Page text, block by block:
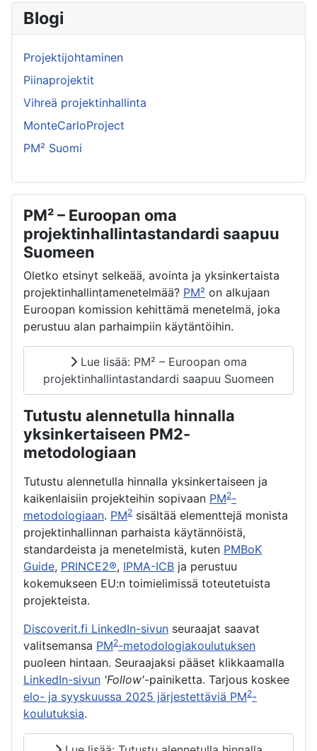
Blogi
Projektijohtaminen
Piinaprojektit
Vihreä projektinhallinta
MonteCarloProject
PM² Suomi
PM² – Euroopan oma
projektinhallintastandardi saapuu
Suomeen
Oletko etsinyt selkeää, avointa ja yksinkertaista
projektinhallintamenetelmää? PM² on alkujaan
Euroopan komission kehittämä menetelmä, joka
perustuu alan parhaimpiin käytäntöihin.
Lue lisää: PM² – Euroopan oma
projektinhallintastandardi saapuu Suomeen
Tutustu alennetulla hinnalla
yksinkertaiseen PM2-
metodologiaan
Tutustu alennetulla hinnalla yksinkertaiseen ja
kaikenlaisiin projekteihin sopivaan PM2-
metodologiaan. PM2 sisältää elementtejä monista
projektinhallinnan parhaista käytännöistä,
standardeista ja menetelmistä, kuten PMBoK
Guide, PRINCE2®, IPMA-ICB ja perustuu
kokemukseen EU:n toimielimissä toteutetuista
projekteista.
Discoverit.fi LinkedIn-sivun seuraajat saavat
valitsemansa PM2-metodologiakoulutuksen
puoleen hintaan. Seuraajaksi pääset klikkaamalla
LinkedIn-sivun 'Follow'-painiketta. Tarjous koskee
elo- ja syyskuussa 2025 järjestettäviä PM2-
koulutuksia.